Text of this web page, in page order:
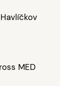
MED